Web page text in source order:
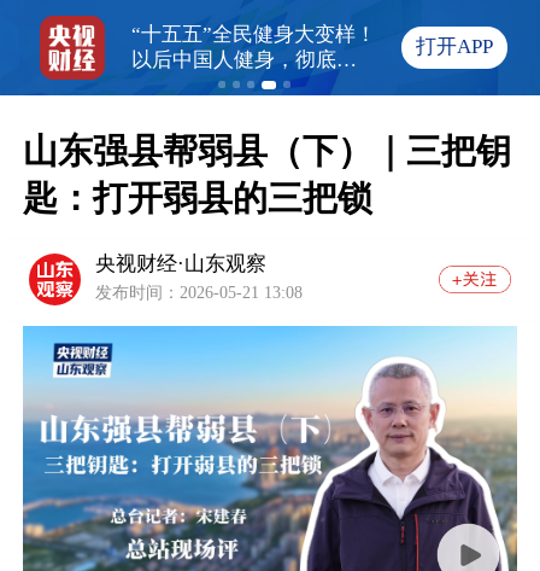
！金价为何
两大推手
“十五五”全民健身大变样！
以后中国人健身，彻底不
霍尔木兹海峡关
克石油出口骤降
打开APP
山东强县帮弱县（下）｜三把钥
匙：打开弱县的三把锁
央视财经·山东观察
发布时间：2026-05-21 13:08